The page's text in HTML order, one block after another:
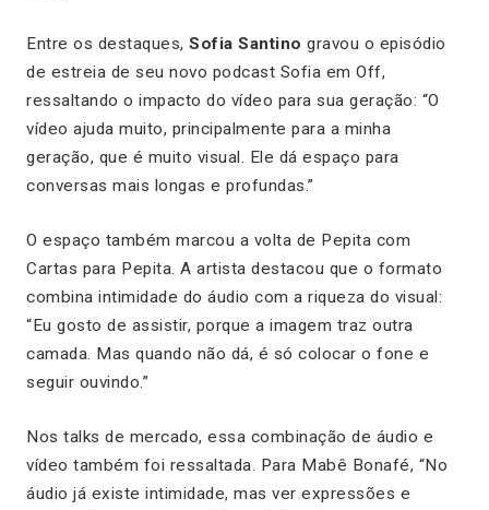
Entre os destaques, Sofia Santino gravou o episódio
de estreia de seu novo podcast Sofia em Off,
ressaltando o impacto do vídeo para sua geração: “O
vídeo ajuda muito, principalmente para a minha
geração, que é muito visual. Ele dá espaço para
conversas mais longas e profundas.”
O espaço também marcou a volta de Pepita com
Cartas para Pepita. A artista destacou que o formato
combina intimidade do áudio com a riqueza do visual:
“Eu gosto de assistir, porque a imagem traz outra
camada. Mas quando não dá, é só colocar o fone e
seguir ouvindo.”
Nos talks de mercado, essa combinação de áudio e
vídeo também foi ressaltada. Para Mabê Bonafé, “No
áudio já existe intimidade, mas ver expressões e